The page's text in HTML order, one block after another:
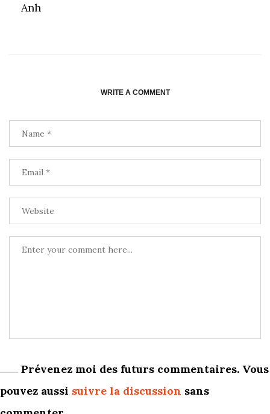
Anh
WRITE A COMMENT
Prévenez moi des futurs commentaires. Vous
pouvez aussi suivre la discussion sans